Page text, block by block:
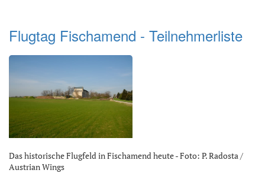
Flugtag Fischamend - Teilnehmerliste
Das historische Flugfeld in Fischamend heute - Foto: P. Radosta /
Austrian Wings